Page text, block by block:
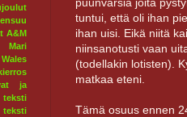
tuntui, että oli ihan
ihan uisi. Eikä niitä
niinsanotusti vaan
(todellakin lotisten).
matkaa eteni.
Tämä osuus ennen
A&M
Wales
ja
teksti